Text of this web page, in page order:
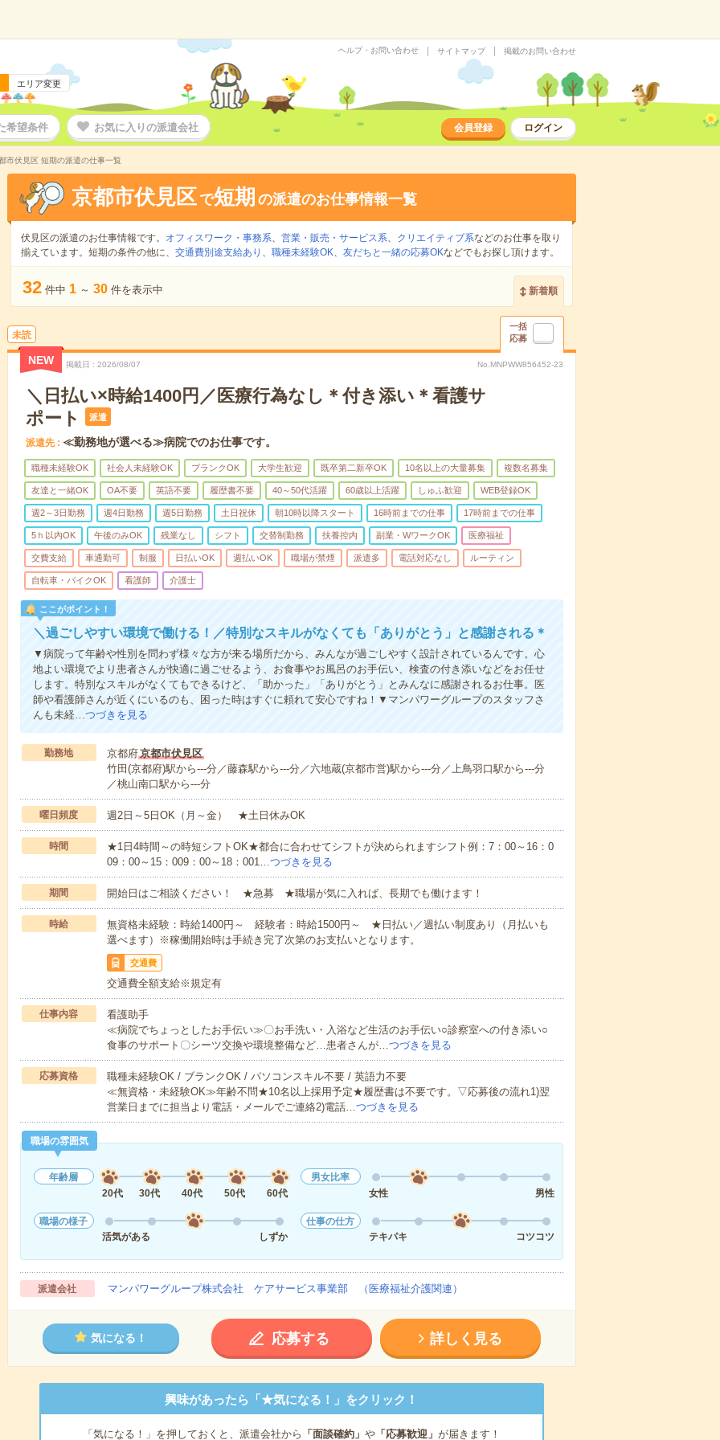
エリア変更
ヘルプ・お問い合わせ サイトマップ 掲載のお問い合わせ
希望条件 お気に入りの派遣会社 会員登録 ログイン
市伏見区 短期の派遣の仕事一覧
京都市伏見区 で短期 の派遣のお仕事情報一覧
伏見区の派遣のお仕事情報です。 オフィスワーク・事務系、 営業・販売・サービス系、 クリエイティブ系などのお仕事を取り
揃えています。短期の条件の他に、 交通費別途支給あり 、 職種未経験OK、 友だちと一緒の応募OKなどでもお探し頂けます。
32 件中 1 ～ 30 件を表示中 新着順
未読
一括
応募
NEW 掲載日 2026/08/07 No.MNPWW856452-23
＼日払い×時給1400円／医療行為なし＊付き添い＊看護サ
ポート
派遣
派遣先 ≪勤務地が選べる≫病院でのお仕事です。
職種未経験OK 社会人未経験OK ブランクOK 大学生歓迎 既卒第二新卒OK 10名以上の大量募集 複数名募集
友達と一緒OK OA不要 英語不要 履歴書不要 40～50代活躍 60歳以上活躍 しゅふ歓迎 WEB登録OK
週2～3日勤務 週4日勤務 週5日勤務 土日祝休 朝10時以降スタート 16時前までの仕事 17時前までの仕事
5ｈ以内OK 午後のみOK 残業なし シフト 交替制勤務 扶養控内 副業・WワークOK 医療福祉
交費支給 車通勤可 制服 日払いOK 週払いOK 職場が禁煙 派遣多 電話対応なし ルーティン
自転車・バイクOK 看護師 介護士
ここがポイント！
＼過ごしやすい環境で働ける！／特別なスキルがなくても「ありがとう」と感謝される＊
▼病院って年齢や性別を問わず様々な方が来る場所だから、みんなが過ごしやすく設計されているんです。心
地よい環境でより患者さんが快適に過ごせるよう、お食事やお風呂のお手伝い、検査の付き添いなどをお任せ
します。特別なスキルがなくてもできるけど、「助かった」「ありがとう」とみんなに感謝されるお仕事。医
師や看護師さんが近くにいるのも、困った時はすぐに頼れて安心ですね！▼マンパワーグループのスタッフさ
んも未経…つづきを見る
勤務地 京都府京都市伏見区
竹田(京都府)駅から---分／藤森駅から---分／六地蔵(京都市営)駅から---分／上鳥羽口駅から---分
／桃山南口駅から---分
曜日頻度 週2日～5日OK（月～金） ★土日休みOK
時間
★1日4時間～の時短シフトOK★都合に合わせてシフトが決められますシフト例：7：00～16：0
09：00～15：009：00～18：001…つづきを見る
期間 開始日はご相談ください！ ★急募 ★職場が気に入れば、長期でも働けます！
時給
無資格未経験：時給1400円～ 経験者：時給1500円～ ★日払い／週払い制度あり（月払いも
選べます）※稼働開始時は手続き完了次第のお支払いとなります。
交通費
交通費全額支給※規定有
仕事内容
看護助手
≪病院でちょっとしたお手伝い≫〇お手洗い・入浴など生活のお手伝い○診察室への付き添い○
食事のサポート〇シーツ交換や環境整備など…患者さんが…つづきを見る
応募資格
職種未経験OK / ブランクOK / パソコンスキル不要 / 英語力不要
≪無資格・未経験OK≫年齢不問★10名以上採用予定★履歴書は不要です。▽応募後の流れ1)翌
営業日までに担当より電話・メールでご連絡2)電話…つづきを見る
職場の雰囲気
年齢層
20代
30代 40代 50代 60代
男女比率
女性
男性
職場の様子
活気がある
しずか
仕事の仕方
テキパキ
コツコツ
派遣会社 マンパワーグループ株式会社 ケアサービス事業部 （医療福祉介護関連）
気になる！ 応募する 詳しく見る
興味があったら「★気になる！」をクリック！
「気になる！」を押しておくと、派遣会社から 「面談確約」 や「応募歓迎」 が届きます！